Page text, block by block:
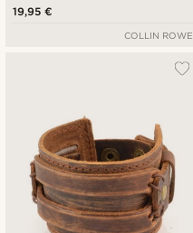
19,95 €
COLLIN ROWE